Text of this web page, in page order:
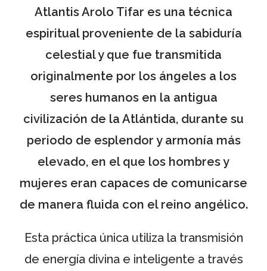
Atlantis Arolo Tifar es una técnica
espiritual proveniente de la sabiduría
celestial y que fue transmitida
originalmente por los ángeles a los
seres humanos en la antigua
civilización de la Atlántida, durante su
periodo de esplendor y armonía más
elevado, en el que los hombres y
mujeres eran capaces de comunicarse
de manera fluida con el reino angélico.
Esta práctica única utiliza la transmisión
de energía divina e inteligente a través